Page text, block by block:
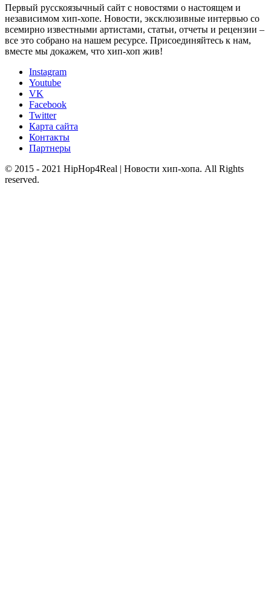
Первый русскоязычный сайт с новостями о настоящем и
независимом хип-хопе. Новости, эксклюзивные интервью со
всемирно известными артистами, статьи, отчеты и рецензии –
все это собрано на нашем ресурсе. Присоединяйтесь к нам,
вместе мы докажем, что хип-хоп жив!
Instagram
Youtube
VK
Facebook
Twitter
Карта сайта
Контакты
Партнеры
© 2015 - 2021 HipHop4Real | Новости хип-хопа. All Rights
reserved.